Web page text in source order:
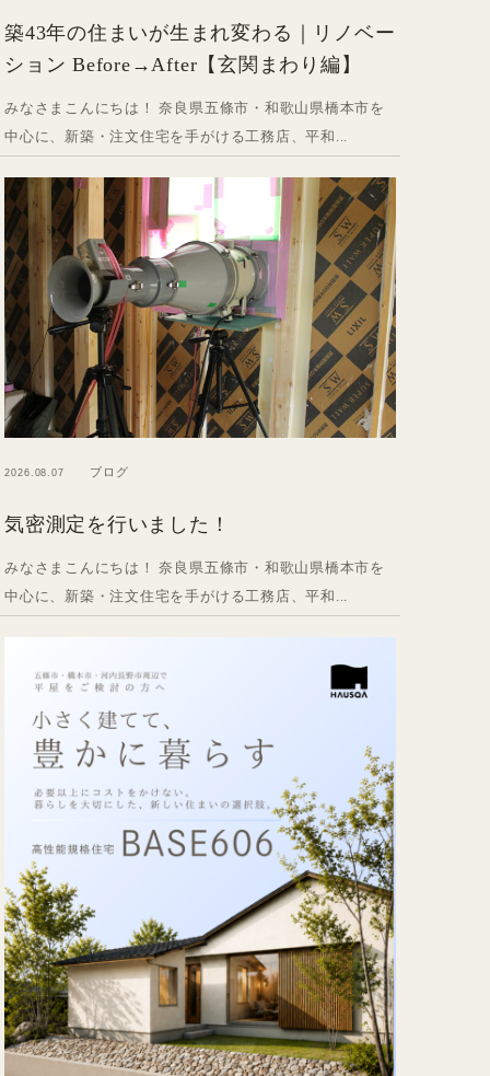
築43年の住まいが生まれ変わる｜リノベー
ション Before→After【玄関まわり編】
みなさまこんにちは！ 奈良県五條市・和歌山県橋本市を
中心に、新築・注文住宅を手がける工務店、平和...
2026.08.07 ブログ
気密測定を行いました！
みなさまこんにちは！ 奈良県五條市・和歌山県橋本市を
中心に、新築・注文住宅を手がける工務店、平和...